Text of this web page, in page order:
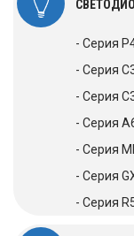
- Серия
- Серия
- Серия
- Серия
- Серия
- Серия
- Серия